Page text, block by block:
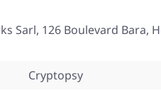
Sarl, 126 Boulevard Bara,
Cryptopsy